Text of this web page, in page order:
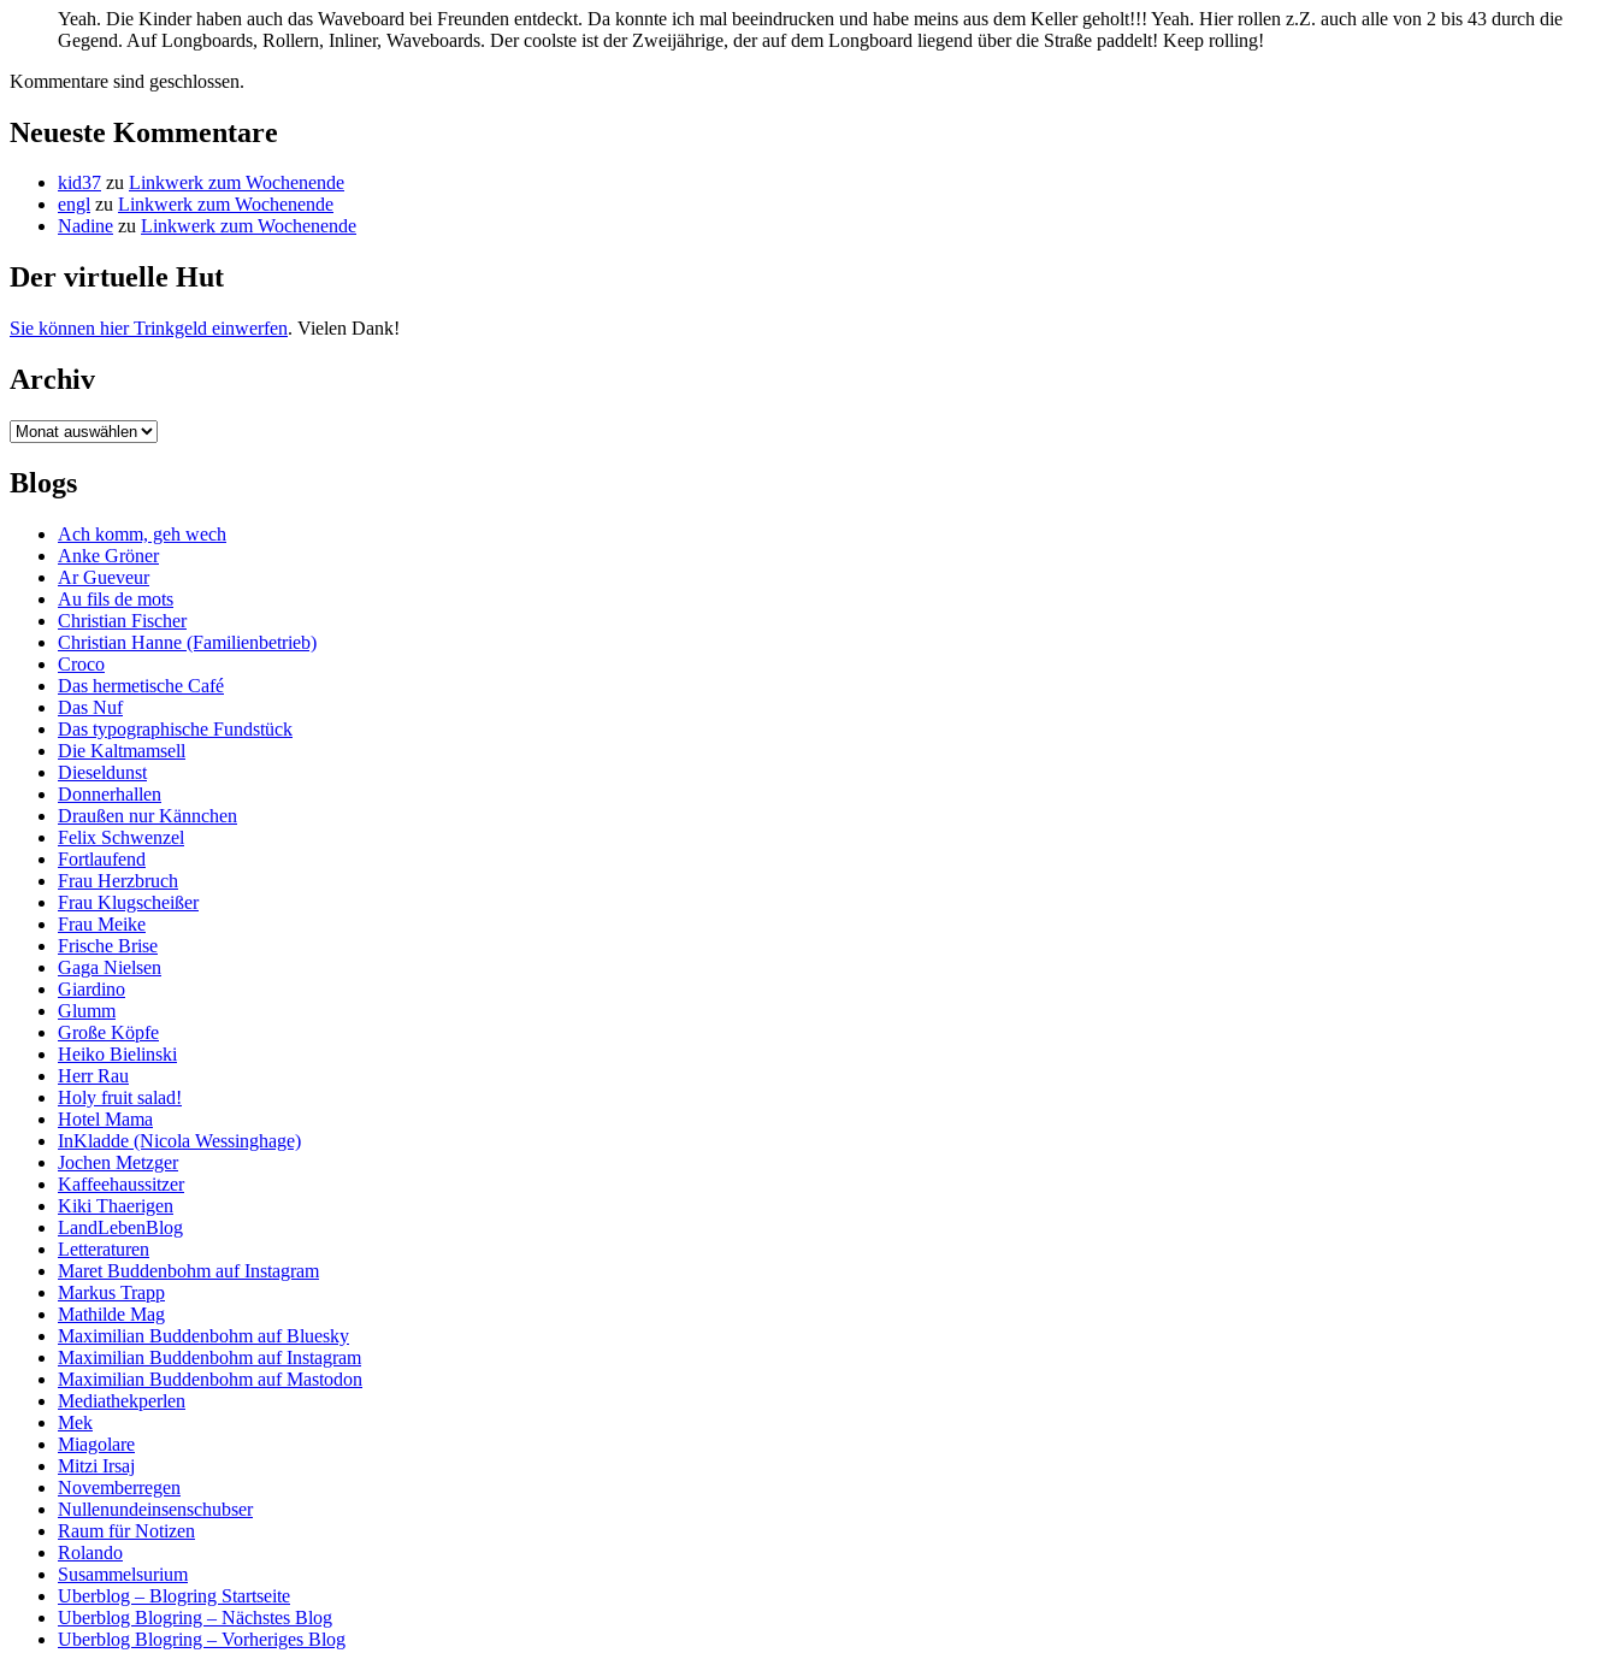
Yeah. Die Kinder haben auch das Waveboard bei Freunden entdeckt. Da konnte ich mal beeindrucken und habe meins aus dem Keller geholt!!! Yeah. Hier rollen z.Z. auch alle von 2 bis 43 durch die
Gegend. Auf Longboards, Rollern, Inliner, Waveboards. Der coolste ist der Zweijährige, der auf dem Longboard liegend über die Straße paddelt! Keep rolling!
Kommentare sind geschlossen.
Neueste Kommentare
kid37 zu Linkwerk zum Wochenende
engl zu Linkwerk zum Wochenende
Nadine zu Linkwerk zum Wochenende
Der virtuelle Hut
Sie können hier Trinkgeld einwerfen. Vielen Dank!
Archiv
Archiv
Blogs
Ach komm, geh wech
Anke Gröner
Ar Gueveur
Au fils de mots
Christian Fischer
Christian Hanne (Familienbetrieb)
Croco
Das hermetische Café
Das Nuf
Das typographische Fundstück
Die Kaltmamsell
Dieseldunst
Donnerhallen
Draußen nur Kännchen
Felix Schwenzel
Fortlaufend
Frau Herzbruch
Frau Klugscheißer
Frau Meike
Frische Brise
Gaga Nielsen
Giardino
Glumm
Große Köpfe
Heiko Bielinski
Herr Rau
Holy fruit salad!
Hotel Mama
InKladde (Nicola Wessinghage)
Jochen Metzger
Kaffeehaussitzer
Kiki Thaerigen
LandLebenBlog
Letteraturen
Maret Buddenbohm auf Instagram
Markus Trapp
Mathilde Mag
Maximilian Buddenbohm auf Bluesky
Maximilian Buddenbohm auf Instagram
Maximilian Buddenbohm auf Mastodon
Mediathekperlen
Mek
Miagolare
Mitzi Irsaj
Novemberregen
Nullenundeinsenschubser
Raum für Notizen
Rolando
Susammelsurium
Uberblog – Blogring Startseite
Uberblog Blogring – Nächstes Blog
Uberblog Blogring – Vorheriges Blog